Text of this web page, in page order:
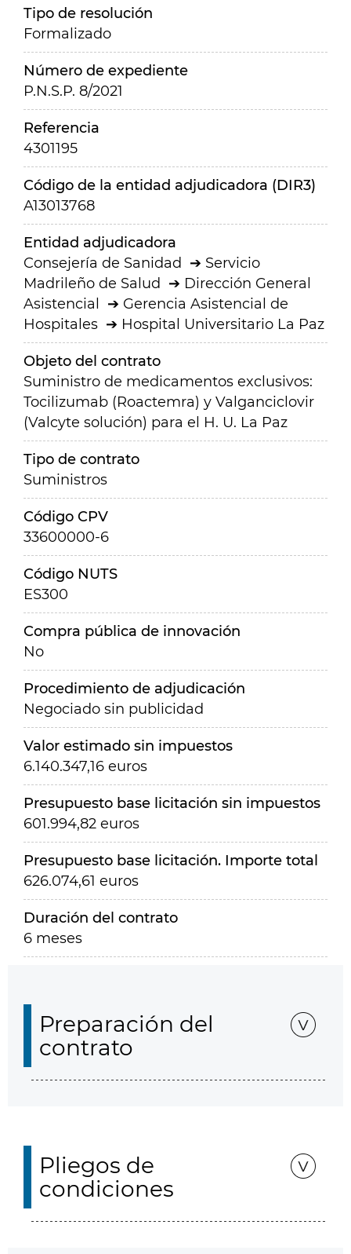
Tipo de resolución
Formalizado
Número de expediente
P.N.S.P. 8/2021
Referencia
4301195
Código de la entidad adjudicadora (DIR3)
A13013768
Entidad adjudicadora
Consejería de Sanidad
Servicio
Madrileño de Salud
Dirección General
Asistencial
Gerencia Asistencial de
Hospitales
Hospital Universitario La Paz
Objeto del contrato
Suministro de medicamentos exclusivos:
Tocilizumab (Roactemra) y Valganciclovir
(Valcyte solución) para el H. U. La Paz
Tipo de contrato
Suministros
Código CPV
33600000-6
Código NUTS
ES300
Compra pública de innovación
No
Procedimiento de adjudicación
Negociado sin publicidad
Valor estimado sin impuestos
6.140.347,16 euros
Presupuesto base licitación sin impuestos
601.994,82 euros
Presupuesto base licitación. Importe total
626.074,61 euros
Duración del contrato
6 meses
Preparación del
contrato
Pliegos de
condiciones